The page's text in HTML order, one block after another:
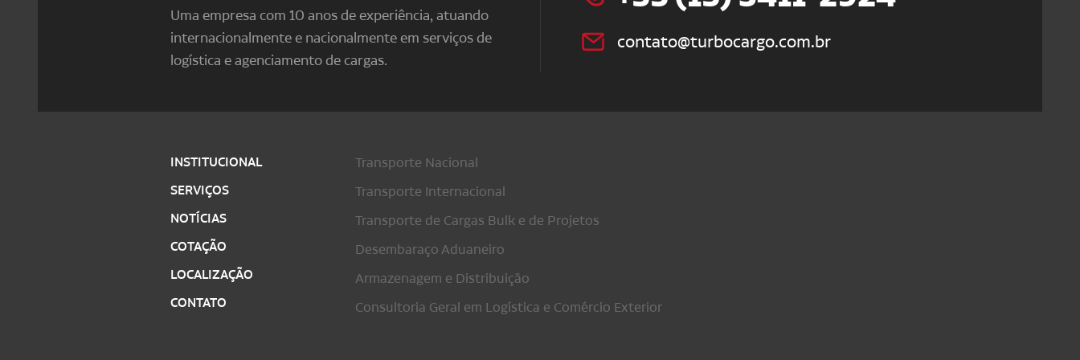
Uma empresa com 10 anos de experiência, atuando
internacionalmente e nacionalmente em serviços de
logística e agenciamento de cargas.
contato@turbocargo.com.br
INSTITUCIONAL
SERVIÇOS
NOTÍCIAS
COTAÇÃO
LOCALIZAÇÃO
CONTATO
Transporte Nacional
Transporte Internacional
Transporte de Cargas Bulk e de Projetos
Desembaraço Aduaneiro
Armazenagem e Distribuição
Consultoria Geral em Logística e Comércio Exterior